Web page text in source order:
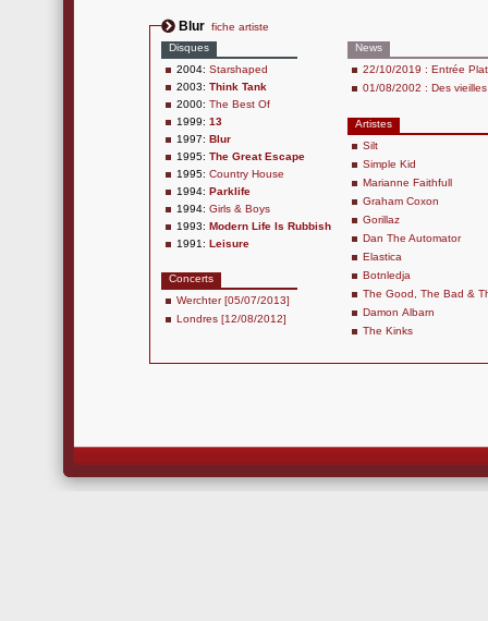
Blur fiche artiste
Disques
2004: Starshaped
2003: Think Tank
2000: The Best Of
1999: 13
1997: Blur
1995: The Great Escape
1995: Country House
1994: Parklife
1994: Girls & Boys
1993: Modern Life Is Rubbish
1991: Leisure
Concerts
Werchter [05/07/2013]
Londres [12/08/2012]
News
22/10/2019 : Entrée
01/08/2002 : Des
Artistes
Silt
Simple Kid
Marianne Faithfull
Graham Coxon
Gorillaz
Dan The Automator
Elastica
Botnledja
The Good, The Bad &
Damon Albarn
The Kinks